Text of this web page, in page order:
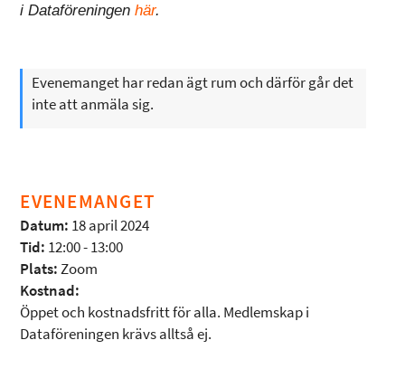
i Dataföreningenhär.
Evenemanget har redan ägt rum och därför går det
inte att anmäla sig.
EVENEMANGET
Datum: 18 april 2024
Tid: 12:00 - 13:00
Plats:Zoom
Kostnad:
Öppet och kostnadsfritt för alla. Medlemskap i
Dataföreningen krävs alltså ej.